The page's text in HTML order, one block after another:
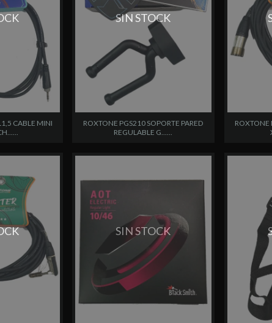
CABLE MINI
SIN STOCK
ROXTONE PGS210 SOPORTE PARED
REGULABLE G......
ROXTONE
SIN STOCK